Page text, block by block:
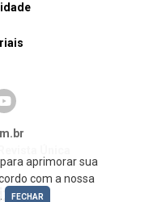
aprimorar sua
com a nossa
FECHAR